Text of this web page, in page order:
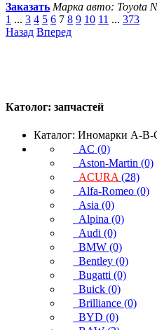
Заказать Марка авто: Toyota
1 ... 3 4 5 6 7 8 9 10 11 ... 373
Назад Вперед
Католог: запчастей
Каталог: Иномарки A-B-
AC (0)
Aston-Martin (0)
ACURA (28)
Alfa-Romeo (0)
Asia (0)
Alpina (0)
Audi (0)
BMW (0)
Bentley (0)
Bugatti (0)
Buick (0)
Brilliance (0)
BYD (0)